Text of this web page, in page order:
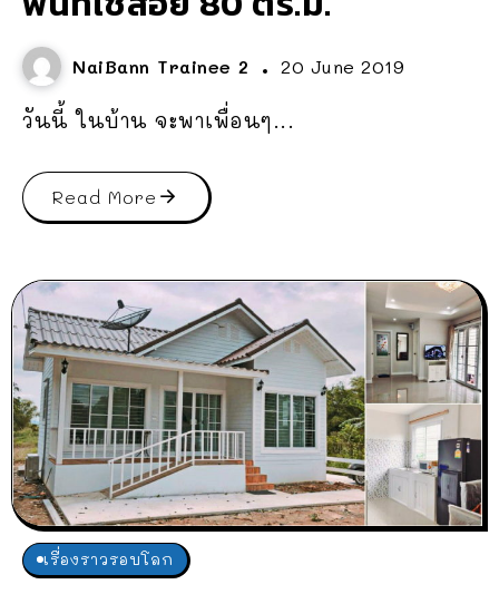
NaiBann Trainee 2 20 June 2019
วันนี้ ในบ้าน จะพาเพื่อนๆ...
Read More
เรื่องราวรอบโลก